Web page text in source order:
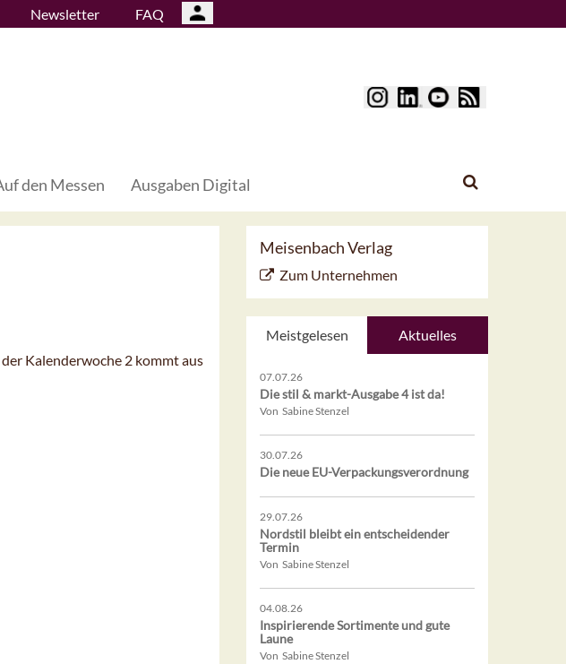
Newsletter FAQ
den Messen Ausgaben Digital
Kalenderwoche 2 kommt aus
Meisenbach Verlag
Zum Unternehmen
Meistgelesen Aktuelles
07.07.26
Die stil & markt-Ausgabe 4 ist da!
Von Sabine Stenzel
30.07.26
Die neue EU-Verpackungsverordnung
29.07.26
Nordstil bleibt ein entscheidender
Termin
Von Sabine Stenzel
04.08.26
Inspirierende Sortimente und gute
Laune
Von Sabine Stenzel